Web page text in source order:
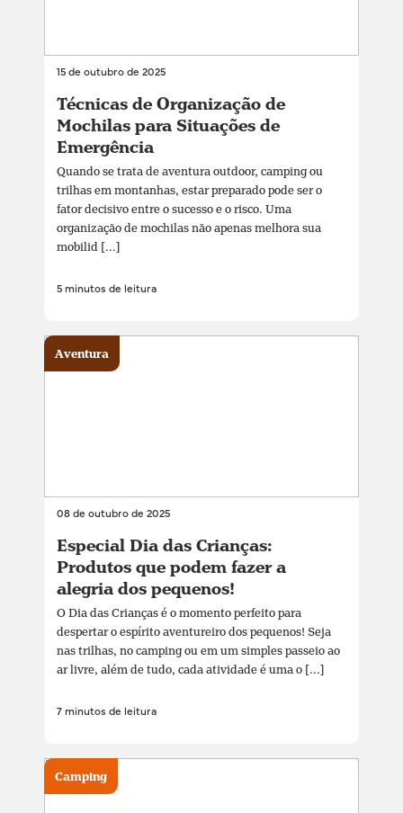
15 de outubro de 2025
Técnicas de Organização de
Mochilas para Situações de
Emergência
Quando se trata de aventura outdoor, camping ou
trilhas em montanhas, estar preparado pode ser o
fator decisivo entre o sucesso e o risco. Uma
organização de mochilas não apenas melhora sua
mobilid [...]
5 minutos de leitura
08 de outubro de 2025
Especial Dia das Crianças:
Produtos que podem fazer a
alegria dos pequenos!
O Dia das Crianças é o momento perfeito para
despertar o espírito aventureiro dos pequenos! Seja
nas trilhas, no camping ou em um simples passeio ao
ar livre, além de tudo, cada atividade é uma o [...]
7 minutos de leitura
Aventura
Camping